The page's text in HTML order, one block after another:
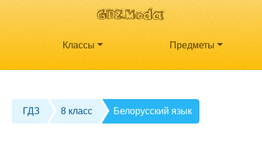
Классы Предметы
ГДЗ 8 класс Белорусский язык